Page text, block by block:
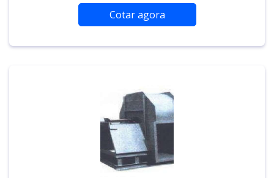
Cotar agora